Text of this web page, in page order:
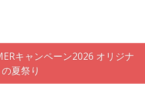
キャンペーン2026 オリジナ
夏祭り